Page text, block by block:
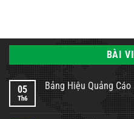
BÀI
05
Th6
Bảng Hiệu Quảng Cáo